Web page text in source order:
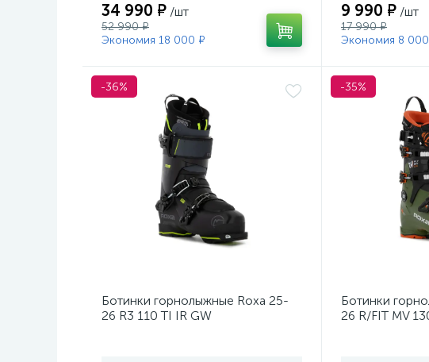
34 990 ₽ /шт
52 990 ₽
Экономия 18 000 ₽
9 990 ₽ /шт
17 990 ₽
Экономия 8
-36%
Ботинки горнолыжные Roxa 25-
26 R3 110 TI IR GW
-35%
Ботинки
26 R/FIT MV